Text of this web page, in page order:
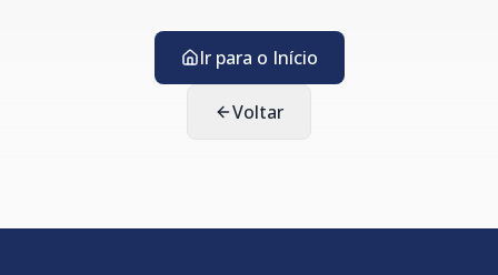
Ir para o Início
Voltar